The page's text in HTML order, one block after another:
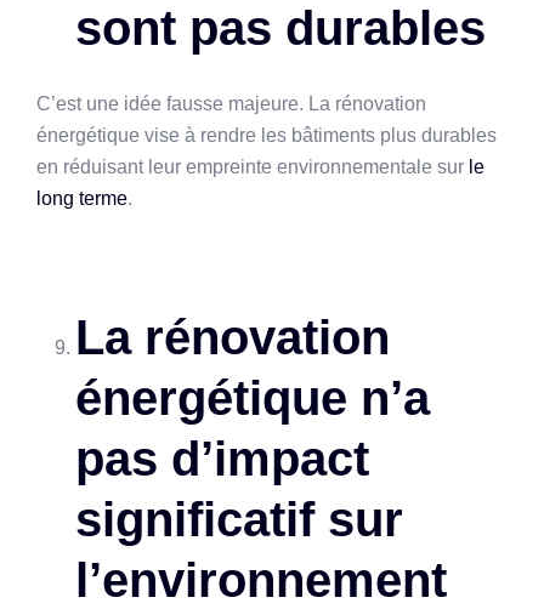
sont pas durables
C’est une idée fausse majeure. La rénovation
énergétique vise à rendre les bâtiments plus durables
en réduisant leur empreinte environnementale sur le
long terme.
La rénovation
énergétique n’a
pas d’impact
significatif sur
l’environnement